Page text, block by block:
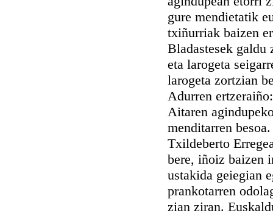
gure mendietatik
txiñurriak baizen
Bladastesek galdu
eta larogeta
larogeta zortzian
Adurren
Aitaren
menditarren
Txildeberto
bere, iñoiz baizen
ustakida geiegian
prankotarren
zian ziran.